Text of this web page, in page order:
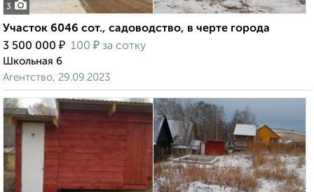
3
Участок 6046 сот., садоводство, в черте города
3 500 000 ₽ 100 ₽ за сотку
Школьная 6
Агентство, 29.09.2023